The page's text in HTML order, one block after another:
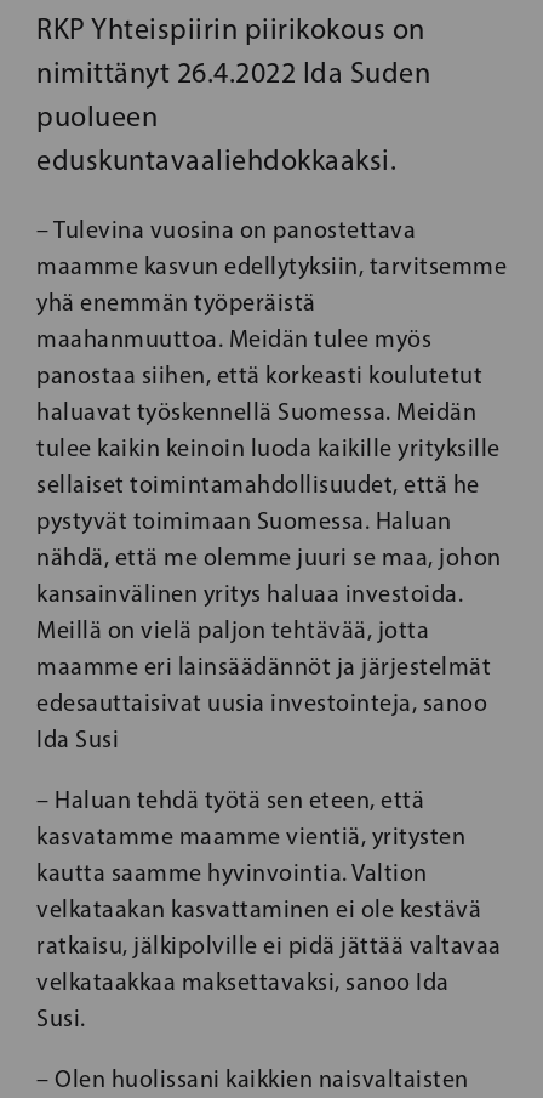
RKP Yhteispiirin piirikokous on
nimittänyt 26.4.2022 Ida Suden
puolueen
eduskuntavaaliehdokkaaksi.
– Tulevina vuosina on panostettava
maamme kasvun edellytyksiin, tarvitsemme
yhä enemmän työperäistä
maahanmuuttoa. Meidän tulee myös
panostaa siihen, että korkeasti koulutetut
haluavat työskennellä Suomessa. Meidän
tulee kaikin keinoin luoda kaikille yrityksille
sellaiset toimintamahdollisuudet, että he
pystyvät toimimaan Suomessa. Haluan
nähdä, että me olemme juuri se maa, johon
kansainvälinen yritys haluaa investoida.
Meillä on vielä paljon tehtävää, jotta
maamme eri lainsäädännöt ja järjestelmät
edesauttaisivat uusia investointeja, sanoo
Ida Susi
– Haluan tehdä työtä sen eteen, että
kasvatamme maamme vientiä, yritysten
kautta saamme hyvinvointia. Valtion
velkataakan kasvattaminen ei ole kestävä
ratkaisu, jälkipolville ei pidä jättää valtavaa
velkataakkaa maksettavaksi, sanoo Ida
Susi.
– Olen huolissani kaikkien naisvaltaisten